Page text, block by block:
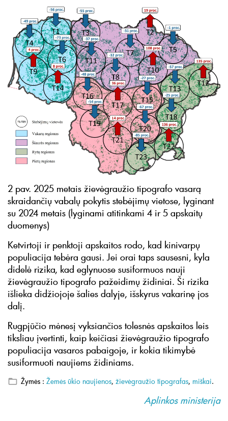
2 pav. 2025 metais žievėgraužio tipografo vasarą
skraidančių vabalų pokytis stebėjimų vietose, lyginant
su 2024 metais (lyginami atitinkami 4 ir 5 apskaitų
duomenys)
Ketvirtoji ir penktoji apskaitos rodo, kad kinivarpų
populiacija tebėra gausi. Jei orai taps sausesni, kyla
didelė rizika, kad eglynuose susiformuos nauji
žievėgraužio tipografo pažeidimų židiniai. Ši rizika
išlieka didžiojoje šalies dalyje, išskyrus vakarinę jos
dalį.
Rugpjūčio mėnesį vyksiančios tolesnės apskaitos leis
tiksliau įvertinti, kaip keičiasi žievėgraužio tipografo
populiacija vasaros pabaigoje, ir kokia tikimybė
susiformuoti naujiems židiniams.
Žymės : Žemės ūkio naujienos, žievėgraužio tipografas, miškai.
Aplinkos ministerija